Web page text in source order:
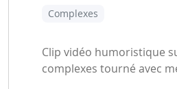
Complexes
Clip vidéo humoristique
complexes tourné avec